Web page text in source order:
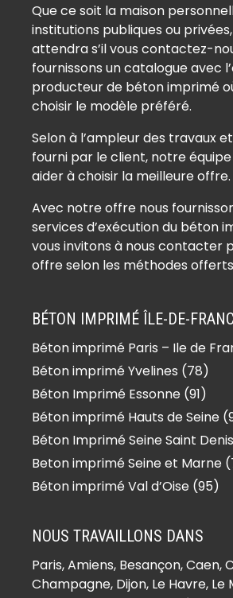
Béton imprimé
(77630)
Béton imprimé
Béton imprimé
(77440)
Béton imprimé Arville
Béton imprimé
le-Repos (77720)
Béton imprimé
(77560)
Béton imprimé Aulnoy
Béton imprimé Baby
Béton imprimé
(77167)
Béton imprimé Bailly-
(77700)
Béton imprimé Balloy
Béton imprimé
Villegagnon (77970)
Béton imprimé Barbey
Béton imprimé Barcy
Béton imprimé
Que ce soit la maison
institutions publiques ou
attendra s’il vous contactez-
fournissons un catalogue avec
producteur de béton imprimé
choisir le modèle préféré.
Selon à l’ampleur des travaux
fourni par le client, notre
aider à choisir la meilleure offre.
Avec notre offre nous
services d’exécution du béton
vous invitons à nous contacter
offre selon les méthodes
BÉTON IMPRIMÉ ÎLE-DE-
Béton imprimé Paris – Ile de
Béton imprimé Yvelines (78)
Béton Imprimé Essonne (91)
Béton imprimé Hauts de Seine
Béton Imprimé Seine Saint
Beton imprimé Seine et Marne
Béton imprimé Val d’Oise (95)
NOUS TRAVAILLONS DANS
Paris,Amiens, Besançon, Caen,
Champagne, Dijon, Le Havre, Le